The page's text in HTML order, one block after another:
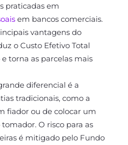
praticadas em
em bancos comerciais.
vantagens do
o Custo Efetivo Total
e torna as parcelas mais
diferencial é a
tradicionais, como a
fiador ou de colocar um
O risco para as
é mitigado pelo Fundo